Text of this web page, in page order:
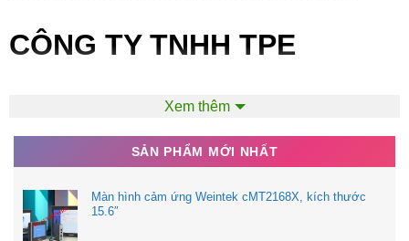
CÔNG TY TNHH TPE
Địa chỉ: 25/10 TCH08, P.Tân Chánh Hiệp, Q.12, TP.HCM
Hotline: 090.6688.104
Website:
Xem thêm
SẢN PHẨM MỚI NHẤT
Màn hình cảm ứng Weintek cMT2168X, kích thước
15.6″